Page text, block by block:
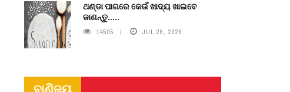
ଥଣ୍ଡା ପାଗରେ କେଉଁ ଖାଦ୍ୟ ଖାଇବେ
ଜାଣନ୍ତୁ.....
14505 JUL 28, 2026
ବାଣିଜ୍ୟ